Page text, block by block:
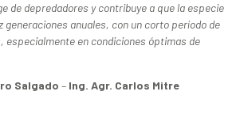
de depredadores y contribuye a que la especie
generaciones anuales, con un corto período de
especialmente en condiciones óptimas de
Salgado – Ing. Agr. Carlos Mitre